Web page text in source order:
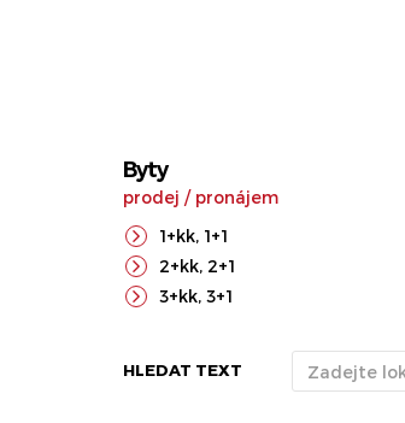
Byty
prodej / pronájem
1+kk, 1+1
2+kk, 2+1
3+kk, 3+1
HLEDAT TEXT